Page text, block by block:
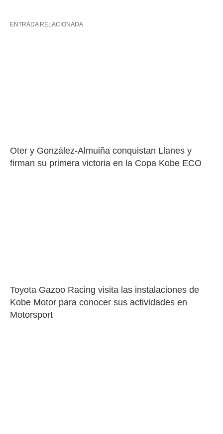
ENTRADA RELACIONADA
Oter y González-Almuiña conquistan Llanes y
firman su primera victoria en la Copa Kobe ECO
Toyota Gazoo Racing visita las instalaciones de
Kobe Motor para conocer sus actividades en
Motorsport